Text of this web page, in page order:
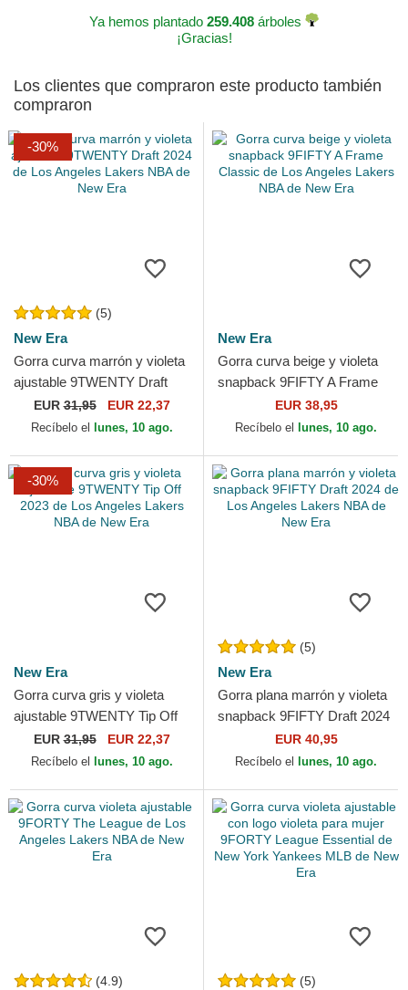
Ya hemos plantado 259.408 árboles
¡Gracias!
Los clientes que compraron este producto también
compraron
-30%
(5)
New Era
Gorra curva marrón y violeta
ajustable 9TWENTY Draft
2024 de Los Angeles Lakers
NBA de New Era
EUR31,95 EUR 22,37
Recíbelo el lunes, 10 ago.
New Era
Gorra curva beige y violeta
snapback 9FIFTY A Frame
Classic de Los Angeles
Lakers NBA de New Era
EUR 38,95
Recíbelo el lunes, 10 ago.
-30%
New Era
Gorra curva gris y violeta
ajustable 9TWENTY Tip Off
2023 de Los Angeles Lakers
NBA de New Era
EUR31,95 EUR 22,37
Recíbelo el lunes, 10 ago.
(5)
New Era
Gorra plana marrón y violeta
snapback 9FIFTY Draft 2024
de Los Angeles Lakers NBA
de New Era
EUR 40,95
Recíbelo el lunes, 10 ago.
(4.9) (5)